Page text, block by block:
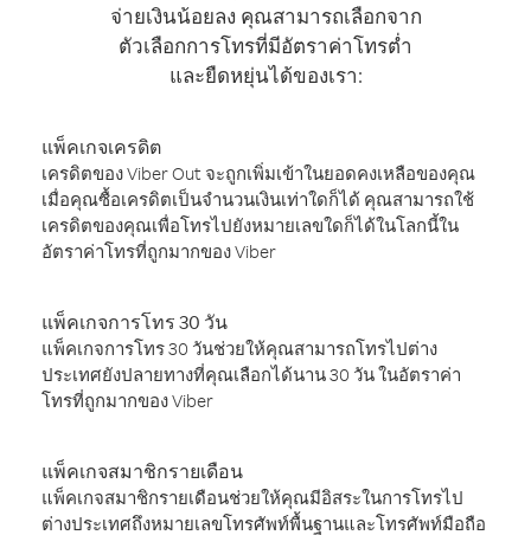
จ่ายเงินน้อยลง คุณสามารถเลือกจาก
ตัวเลือกการโทรที่มีอัตราค่าโทรต่ำ
และยืดหยุ่นได้ของเรา:
แพ็คเกจเครดิต
เครดิตของ Viber Out จะถูกเพิ่มเข้าในยอดคงเหลือของคุณ
เมื่อคุณซื้อเครดิตเป็นจำนวนเงินเท่าใดก็ได้ คุณสามารถใช้
เครดิตของคุณเพื่อโทรไปยังหมายเลขใดก็ได้ในโลกนี้ใน
อัตราค่าโทรที่ถูกมากของ Viber
แพ็คเกจการโทร 30 วัน
แพ็คเกจการโทร 30 วันช่วยให้คุณสามารถโทรไปต่าง
ประเทศยังปลายทางที่คุณเลือกได้นาน 30 วัน ในอัตราค่า
โทรที่ถูกมากของ Viber
แพ็คเกจสมาชิกรายเดือน
แพ็คเกจสมาชิกรายเดือนช่วยให้คุณมีอิสระในการโทรไป
ต่างประเทศถึงหมายเลขโทรศัพท์พื้นฐานและโทรศัพท์มือถือ